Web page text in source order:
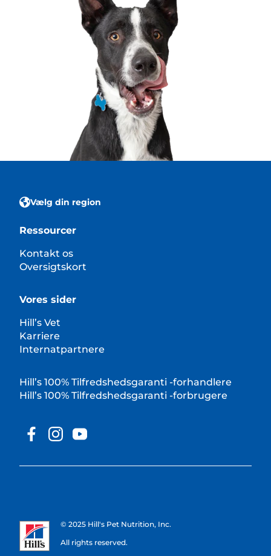
Vælg din region
Ressourcer
Kontakt os
Oversigtskort
Vores sider
Hill’s Vet
Karriere
Internatpartnere
Hill’s 100% Tilfredshedsgaranti -forhandlere
Hill’s 100% Tilfredshedsgaranti -forbrugere
© 2025 Hill's Pet Nutrition, Inc.
All rights reserved.